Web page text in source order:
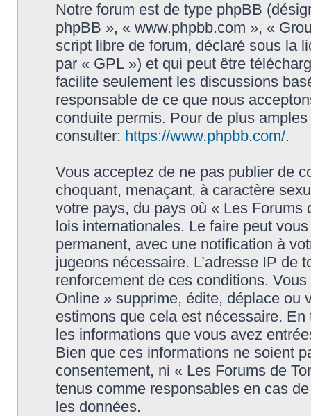
Notre forum est de type phpBB
phpBB », « www.phpbb.com », «
script libre de forum, déclaré sous la
par « GPL ») et qui peut être
facilite seulement les discussions
responsable de ce que nous
conduite permis. Pour de plus
consulter: https://www.phpbb.com/.
Vous acceptez de ne pas publier de
choquant, menaçant, à caractère
votre pays, du pays où « Les
lois internationales. Le faire peut
permanent, avec une notification à
jugeons nécessaire. L’adresse IP de
renforcement de ces conditions.
Online » supprime, édite, déplace ou
estimons que cela est nécessaire.
les informations que vous avez
Bien que ces informations ne soient
consentement, ni « Les Forums de
tenus comme responsables en cas
les données.